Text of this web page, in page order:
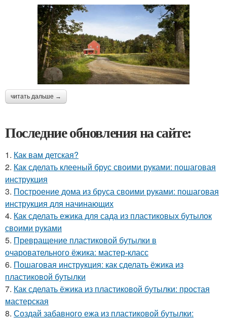
читать дальше →
Последние обновления на сайте:
1. Как вам детская?
2. Как сделать клееный брус своими руками: пошаговая
инструкция
3. Построение дома из бруса своими руками: пошаговая
инструкция для начинающих
4. Как сделать ежика для сада из пластиковых бутылок
своими руками
5. Превращение пластиковой бутылки в
очаровательного ёжика: мастер-класс
6. Пошаговая инструкция: как сделать ёжика из
пластиковой бутылки
7. Как сделать ёжика из пластиковой бутылки: простая
мастерская
8. Создай забавного ежа из пластиковой бутылки: